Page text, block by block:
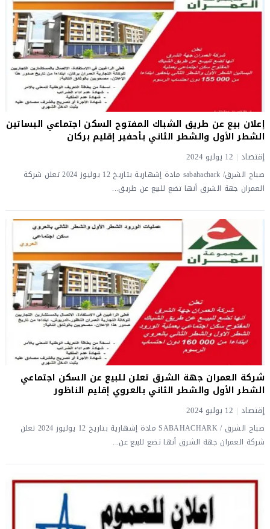
إعلان بيع عن طريق الشباك المفتوح السكن اجتماعي البساتين
الشطر الأول والشطر الثاني بأحفير إقليم بركان
إقتصاد 12 يوليو 2024
صباح الشرق/ sabahachark مادة إشهارية بتاريخ 12 يوليوز 2024 تعلن شركة
العمران جهة الشرق أنها تضع للبيع عن طريق...
شركة العمران جهة الشرق تعلن للبيع عن السكن اجتماعي
الشطر الأول والشطر الثاني بالعروي إقليم الناظور
إقتصاد 12 يوليو 2024
صباح الشرق / SABAHACHARK مادة إشهارية بتاريخ 12 يوليوز 2024 تعلن
شركة العمران جهة الشرق أنها تضع للبيع عن...